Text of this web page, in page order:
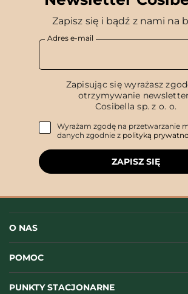
Zapisz się i bądź z nami na
Adres e-mail
Zapisując się wyrażasz
otrzymywanie
Cosibella sp. z o. o.
Wyrażam zgodę na przetwarzanie
danych zgodnie z polityką
ZAPISZ SIĘ
O NAS
POMOC
PUNKTY STACJONARNE